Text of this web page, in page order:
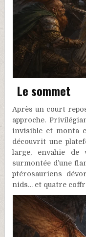
Le sommet
Après un court
approche.
invisible et monta
découvrit une
large, envahie de
surmontée d’une
ptérosauriens
nids… et quatre